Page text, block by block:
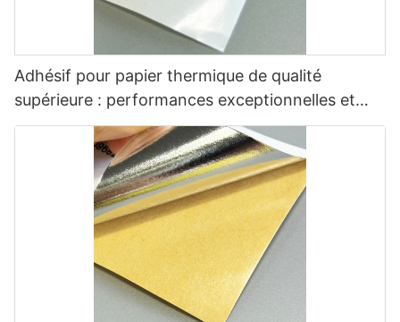
Adhésif pour papier thermique de qualité
supérieure : performances exceptionnelles et
polyvalentes